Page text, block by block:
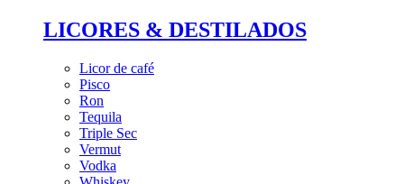
LICORES & DESTILADOS
Licor de café
Pisco
Ron
Tequila
Triple Sec
Vermut
Vodka